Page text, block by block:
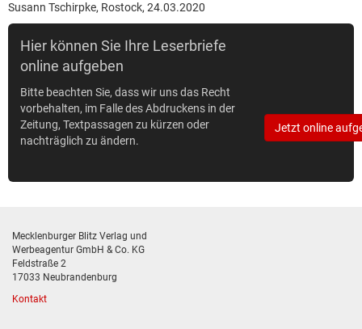
Susann Tschirpke, Rostock, 24.03.2020
Hier können Sie Ihre Leserbriefe
online aufgeben
Bitte beachten Sie, dass wir uns das Recht
vorbehalten, im Falle des Abdruckens in der
Zeitung, Textpassagen zu kürzen oder
nachträglich zu ändern.
Jetzt online
Mecklenburger Blitz Verlag und
Werbeagentur GmbH & Co. KG
Feldstraße 2
17033 Neubrandenburg
Kontakt